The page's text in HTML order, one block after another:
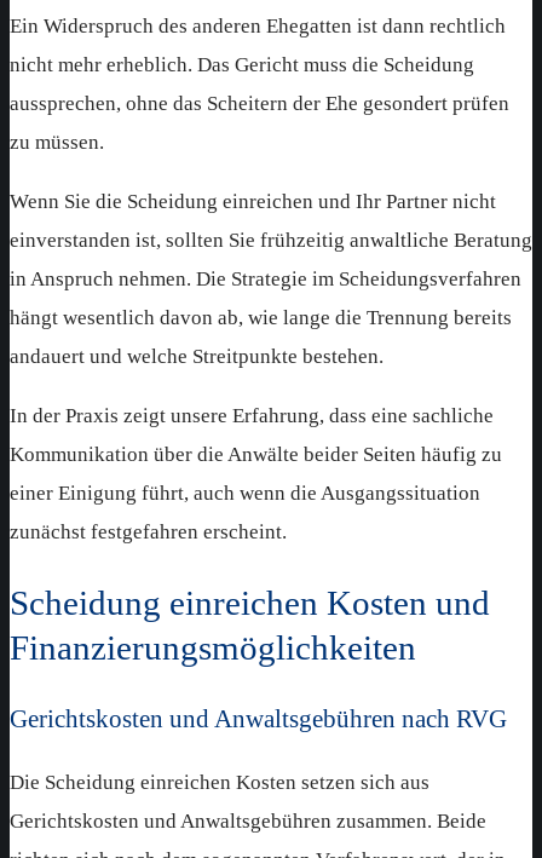
Ein Widerspruch des anderen Ehegatten ist dann rechtlich
nicht mehr erheblich. Das Gericht muss die Scheidung
aussprechen, ohne das Scheitern der Ehe gesondert prüfen
zu müssen.
Wenn Sie die Scheidung einreichen und Ihr Partner nicht
einverstanden ist, sollten Sie frühzeitig anwaltliche Beratung
in Anspruch nehmen. Die Strategie im Scheidungsverfahren
hängt wesentlich davon ab, wie lange die Trennung bereits
andauert und welche Streitpunkte bestehen.
In der Praxis zeigt unsere Erfahrung, dass eine sachliche
Kommunikation über die Anwälte beider Seiten häufig zu
einer Einigung führt, auch wenn die Ausgangssituation
zunächst festgefahren erscheint.
Scheidung einreichen Kosten und
Finanzierungsmöglichkeiten
Gerichtskosten und Anwaltsgebühren nach RVG
Die Scheidung einreichen Kosten setzen sich aus
Gerichtskosten und Anwaltsgebühren zusammen. Beide